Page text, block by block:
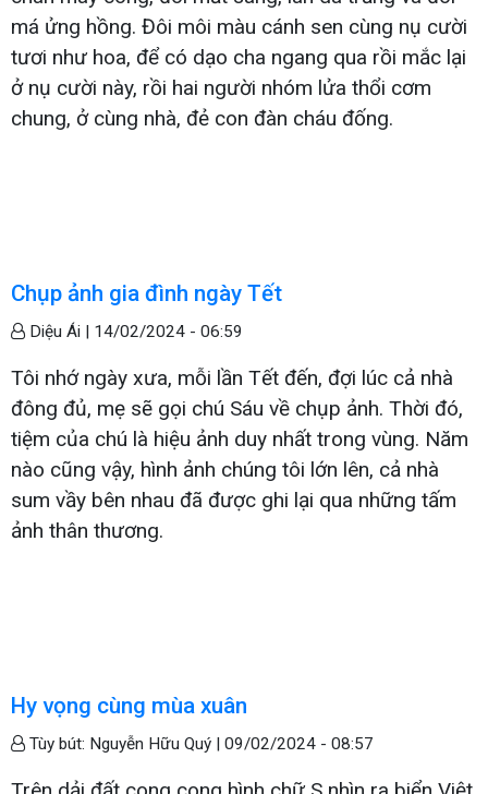
má ửng hồng. Đôi môi màu cánh sen cùng nụ cười
tươi như hoa, để có dạo cha ngang qua rồi mắc lại
ở nụ cười này, rồi hai người nhóm lửa thổi cơm
chung, ở cùng nhà, đẻ con đàn cháu đống.
Chụp ảnh gia đình ngày Tết
Diệu Ái | 14/02/2024 - 06:59
Tôi nhớ ngày xưa, mỗi lần Tết đến, đợi lúc cả nhà
đông đủ, mẹ sẽ gọi chú Sáu về chụp ảnh. Thời đó,
tiệm của chú là hiệu ảnh duy nhất trong vùng. Năm
nào cũng vậy, hình ảnh chúng tôi lớn lên, cả nhà
sum vầy bên nhau đã được ghi lại qua những tấm
ảnh thân thương.
Hy vọng cùng mùa xuân
Tùy bút: Nguyễn Hữu Quý | 09/02/2024 - 08:57